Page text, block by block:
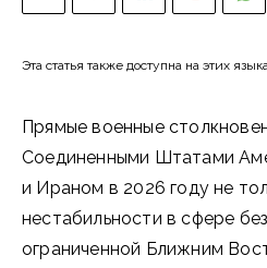
Эта статья также доступна на этих
Прямые военные
Соединенными Штатами
и Ираном в 2026 году не
нестабильности в сфере
ограниченной Ближним